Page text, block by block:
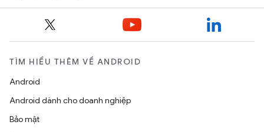
TÌM HIỂU THÊM VỀ ANDROID
Android
Android dành cho doanh nghiệp
Bảo mật